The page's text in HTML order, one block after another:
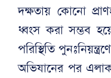
দক্ষতায় কোনো
ধ্বংস করা সম্ভব
পরিস্থিতি
অভিযানের পর